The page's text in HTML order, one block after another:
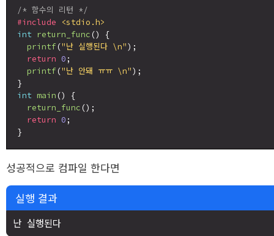
/* 함수의 리턴 */
#include
<stdio.h>
int return_func () {
printf ("난 실행된다 \n");
return 0 ;
printf ("난 안돼 ㅠㅠ \n");
int main () {
return_func ();
return 0 ;
성공적으로 컴파일 한다면
실행 결과